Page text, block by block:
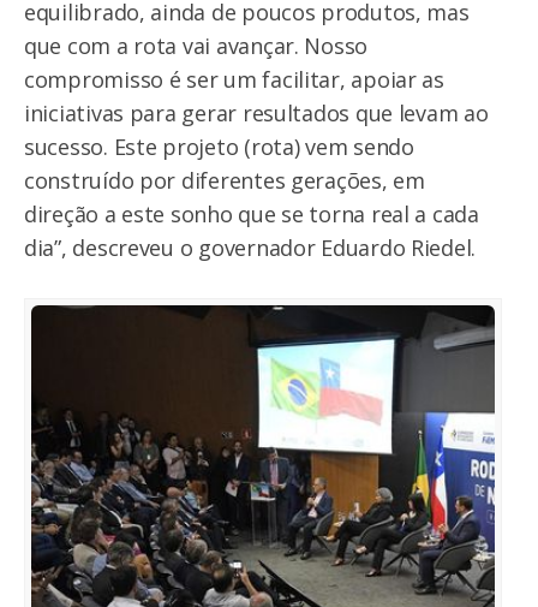
equilibrado, ainda de poucos produtos, mas
que com a rota vai avançar. Nosso
compromisso é ser um facilitar, apoiar as
iniciativas para gerar resultados que levam ao
sucesso. Este projeto (rota) vem sendo
construído por diferentes gerações, em
direção a este sonho que se torna real a cada
dia”, descreveu o governador Eduardo Riedel.